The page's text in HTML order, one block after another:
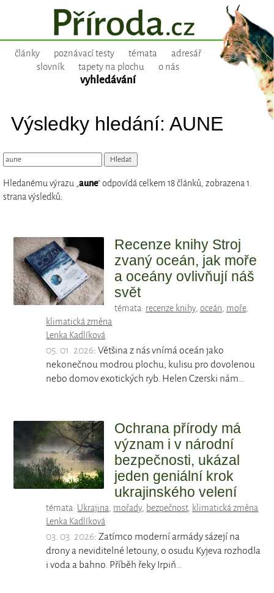
články poznávací testy témata
adresář
slovník
tapety na plochu o nás
vyhledávání
Výsledky hledání: AUNE
Hledanému výrazu „aune“ odpovídá celkem 18 článků, zobrazena 1.
strana výsledků:
Recenze knihy Stroj
zvaný oceán, jak moře
a oceány ovlivňují náš
svět
témata: recenze knihy, oceán, moře,
klimatická změna
Lenka Kadlíková
05. 01. 2026: Většina z nás vnímá oceán jako
nekonečnou modrou plochu, kulisu pro dovolenou
nebo domov exotických ryb. Helen Czerski nám…
Ochrana přírody má
význam i v národní
bezpečnosti, ukázal
jeden geniální krok
ukrajinského velení
témata: Ukrajina, mořady, bezpečnost, klimatická změna
Lenka Kadlíková
03. 03. 2026: Zatímco moderní armády sázejí na
drony a neviditelné letouny, o osudu Kyjeva rozhodla
i voda a bahno. Příběh řeky Irpiň…